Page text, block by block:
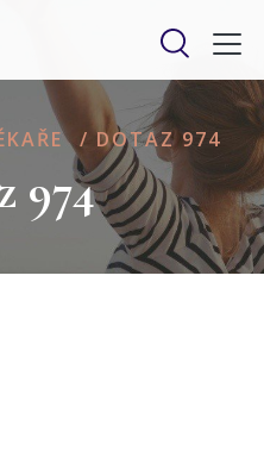
/ DOTAZ 974
974